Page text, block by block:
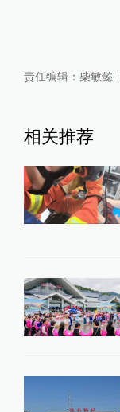
责任编辑： 柴敏懿
相关推荐